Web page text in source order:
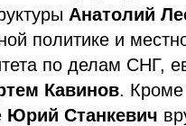
Анатолий
политике и
по делам СНГ,
Кавинов. Кроме
Юрий Станкевич